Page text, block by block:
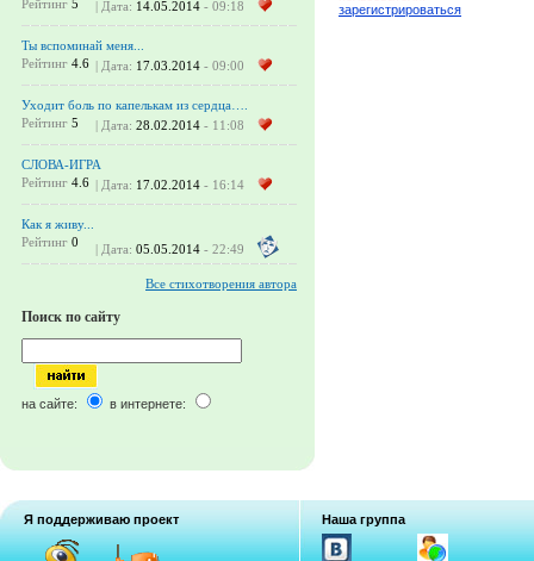
Рейтинг 5 | Дата: 14.05.2014 - 09:18
Ты вспоминай меня...
Рейтинг 4.6 | Дата: 17.03.2014 - 09:00
Уходит боль по капелькам из сердца….
Рейтинг 5 | Дата: 28.02.2014 - 11:08
СЛОВА-ИГРА
Рейтинг 4.6 | Дата: 17.02.2014 - 16:14
Как я живу...
Рейтинг 0 | Дата: 05.05.2014 - 22:49
Все стихотворения автора
Поиск по сайту
на сайте: в интернете:
зарегистрироваться
Я поддерживаю проект Наша группа